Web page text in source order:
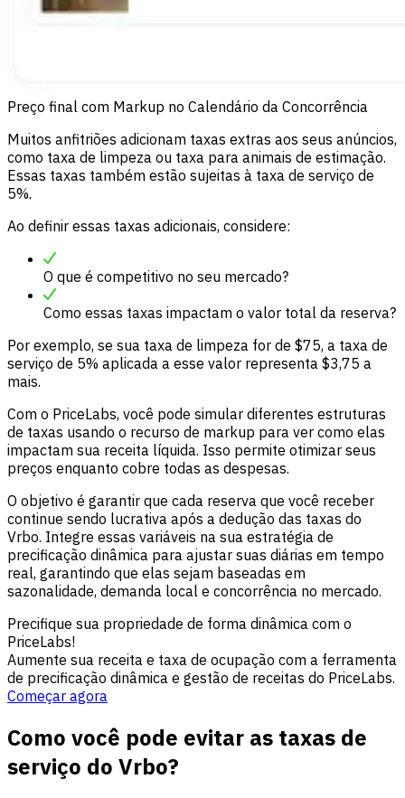
Preço final com Markup no Calendário da Concorrência
Muitos anfitriões adicionam taxas extras aos seus anúncios,
como taxa de limpeza ou taxa para animais de estimação.
Essas taxas também estão sujeitas à taxa de serviço de
5%.
Ao definir essas taxas adicionais, considere:
O que é competitivo no seu mercado?
Como essas taxas impactam o valor total da reserva?
Por exemplo, se sua taxa de limpeza for de $75, a taxa de
serviço de 5% aplicada a esse valor representa $3,75 a
mais.
Com o PriceLabs, você pode simular diferentes estruturas
de taxas usando o recurso de markup para ver como elas
impactam sua receita líquida. Isso permite otimizar seus
preços enquanto cobre todas as despesas.
O objetivo é garantir que cada reserva que você receber
continue sendo lucrativa após a dedução das taxas do
Vrbo. Integre essas variáveis na sua estratégia de
precificação dinâmica para ajustar suas diárias em tempo
real, garantindo que elas sejam baseadas em
sazonalidade, demanda local e concorrência no mercado.
Precifique sua propriedade de forma dinâmica com o
PriceLabs!
Aumente sua receita e taxa de ocupação com a ferramenta
de precificação dinâmica e gestão de receitas do PriceLabs.
Começar agora
Como você pode evitar as taxas de
serviço do Vrbo?